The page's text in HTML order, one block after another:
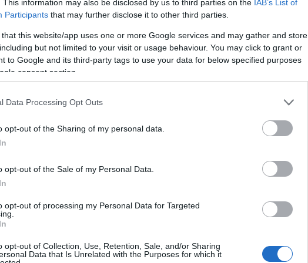
This information may also be disclosed by us to third parties on the IAB’s List of
Participants that may further disclose it to other third parties.
that this website/app uses one or more Google services and may gather and store
but not limited to your visit or usage behaviour. You may click to grant or
to Google and its third-party tags to use your data for below specified purposes
consent section.
Data Processing Opt Outs
opt-out of the Sharing of my personal data.
opt-out of the Sale of my Personal Data.
opt-out of processing my Personal Data for Targeted
opt-out of Collection, Use, Retention, Sale, and/or Sharing
Data that Is Unrelated with the Purposes for which it
ευρυχωρία, ευελιξία και οδηγική άνεση.
υποστηρίζοντας το όραμα της μάρκας για
το γνώριμο στυλ ΜΙΝΙ. Το
στο μικτό κύκλο: 2,0 – 1,7 l/100 km,
14,0 – 13,1 kWh/100 km, εκπομπές CO
και σύστημα τετρακίνησης για υβριδικό όχημα
οδήγησης.
νέο MINI Countryman διατίθεται με τρεις
Τεχνολογίας MINI TwinPower Turbo. Μέσα από
ισχύος από 75 kW/102 hp έως 140 kW/190 hp
l/100 km, εκπομπές CO
Euro 6d, που θα ισχύσει το 2021. Τέσσερις από
ALL4, κατόπιν παραγγελίας.